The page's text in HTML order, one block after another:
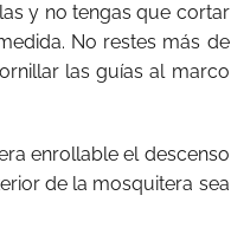
y no tengas que cortar
No restes más de
las guías al marco
enrollable el descenso
de la mosquitera sea